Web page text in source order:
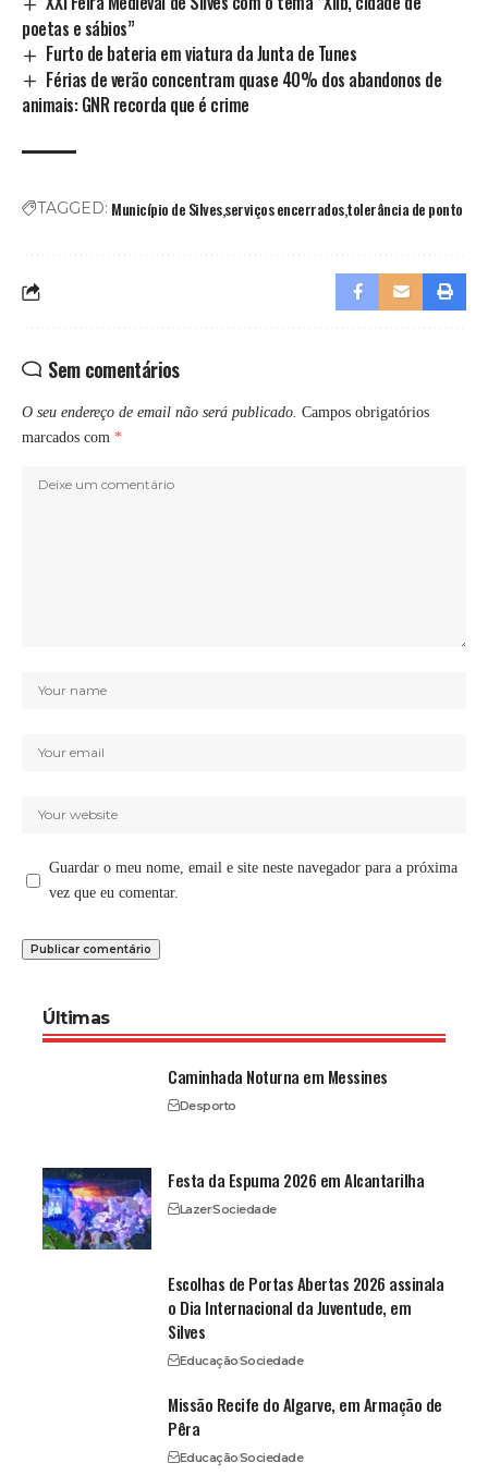
poetas e sábios”
Furto de bateria em viatura da Junta de Tunes
Férias de verão concentram quase 40% dos abandonos de
animais: GNR recorda que é crime
TAGGED: Município de Silvesserviços encerradostolerância de ponto
Sem comentários
O seu endereço de email não será publicado. Campos obrigatórios
marcados com *
Guardar o meu nome, email e site neste navegador para a próxima
vez que eu comentar.
Últimas
Caminhada Noturna em Messines
Desporto
Festa da Espuma 2026 em Alcantarilha
LazerSociedade
Escolhas de Portas Abertas 2026 assinala
o Dia Internacional da Juventude, em
Silves
EducaçãoSociedade
Missão Recife do Algarve, em Armação de
Pêra
EducaçãoSociedade